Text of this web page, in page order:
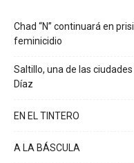
Chad “N” continuará en
feminicidio
Saltillo, una de las
Díaz
EN EL TINTERO
A LA BÁSCULA